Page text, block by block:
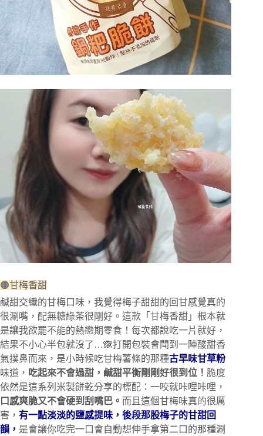
🟠甘梅香甜
鹹甜交織的甘梅口味，我覺得梅子甜甜的回甘感覺真的
很涮嘴，配無糖綠茶很剛好。這款「甘梅香甜」根本就
是讓我欲罷不能的熱戀期零食！每次都說吃一片就好，
結果不小心半包就沒了…🙈打開包裝會聞到一陣酸甜香
氣撲鼻而來，是小時候吃甘梅薯條的那種古早味甘草粉
味道， 吃起來不會過甜，鹹甜平衡剛剛好很到位！ 脆度
依然是這系列米製餅乾分享的標配：一咬就咔哩咔哩，
口感爽脆又不會硬到刮嘴巴。 而且這個甘梅味真的很厲
害， 有一點淡淡的鹽感提味，後段那股梅子的甘甜回
韻， 是會讓你吃完一口會自動想伸手拿第二口的那種涮